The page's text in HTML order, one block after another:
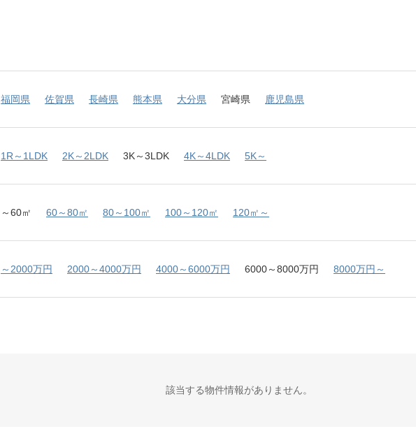
福岡県 佐賀県 長崎県 熊本県 大分県 宮崎県 鹿児島県
1R～1LDK 2K～2LDK 3K～3LDK 4K～4LDK 5K～
～60㎡ 60～80㎡ 80～100㎡ 100～120㎡ 120㎡～
～2000万円 2000～4000万円 4000～6000万円 6000～8000万円 8000万円～
該当する物件情報がありません。